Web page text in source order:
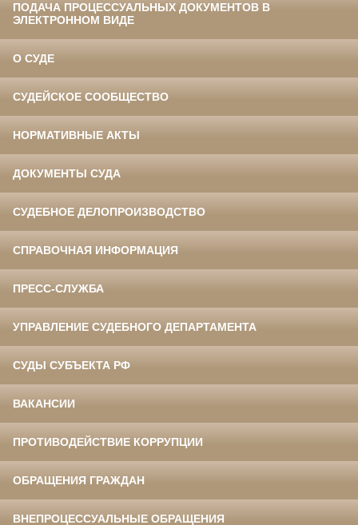
ПОДАЧА ПРОЦЕССУАЛЬНЫХ ДОКУМЕНТОВ В
ЭЛЕКТРОННОМ ВИДЕ
О СУДЕ
СУДЕЙСКОЕ СООБЩЕСТВО
НОРМАТИВНЫЕ АКТЫ
ДОКУМЕНТЫ СУДА
СУДЕБНОЕ ДЕЛОПРОИЗВОДСТВО
СПРАВОЧНАЯ ИНФОРМАЦИЯ
ПРЕСС-СЛУЖБА
УПРАВЛЕНИЕ СУДЕБНОГО ДЕПАРТАМЕНТА
СУДЫ СУБЪЕКТА РФ
ВАКАНСИИ
ПРОТИВОДЕЙСТВИЕ КОРРУПЦИИ
ОБРАЩЕНИЯ ГРАЖДАН
ВНЕПРОЦЕССУАЛЬНЫЕ ОБРАЩЕНИЯ